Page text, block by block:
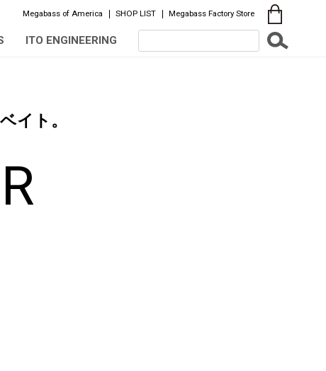
Megabass of America SHOP LIST Megabass Factory Store
ITO ENGINEERING
イト。